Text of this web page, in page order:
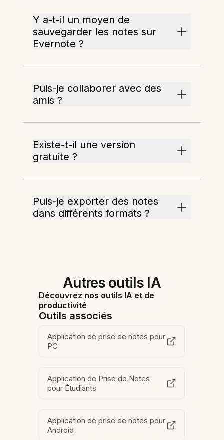
Y a-t-il un moyen de
sauvegarder les notes sur
Evernote ?
Puis-je collaborer avec des
amis ?
Existe-t-il une version
gratuite ?
Puis-je exporter des notes
dans différents formats ?
Autres outils IA
Découvrez nos outils IA et de
productivité
Outils associés
Application de prise de notes pour
PC
Application de Prise de Notes
pour Étudiants
Application de prise de notes pour
Android